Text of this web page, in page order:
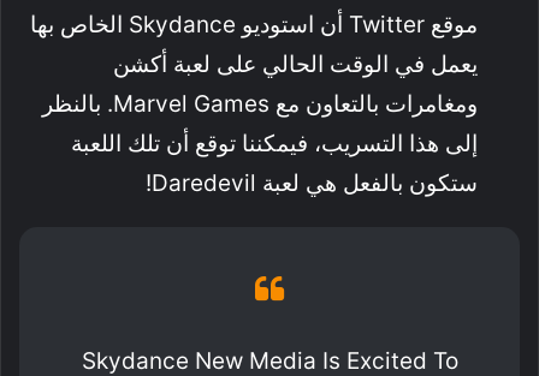
موقع Twitter أن استوديو Skydance الخاص بها
يعمل في الوقت الحالي على لعبة أكشن
ومغامرات بالتعاون مع Marvel Games. بالنظر
إلى هذا التسريب، فيمكننا توقع أن تلك اللعبة
ستكون بالفعل هي لعبة Daredevil!
Skydance New Media Is Excited To